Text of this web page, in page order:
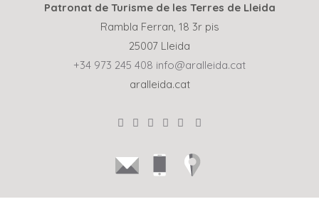
Patronat de Turisme de les Terres de Lleida
Rambla Ferran, 18 3r pis
25007 Lleida
+34 973 245 408 info@aralleida.cat
aralleida.cat